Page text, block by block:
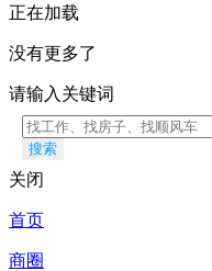
正在加载
没有更多了
请输入关键词
搜索
关闭
首页
商圈